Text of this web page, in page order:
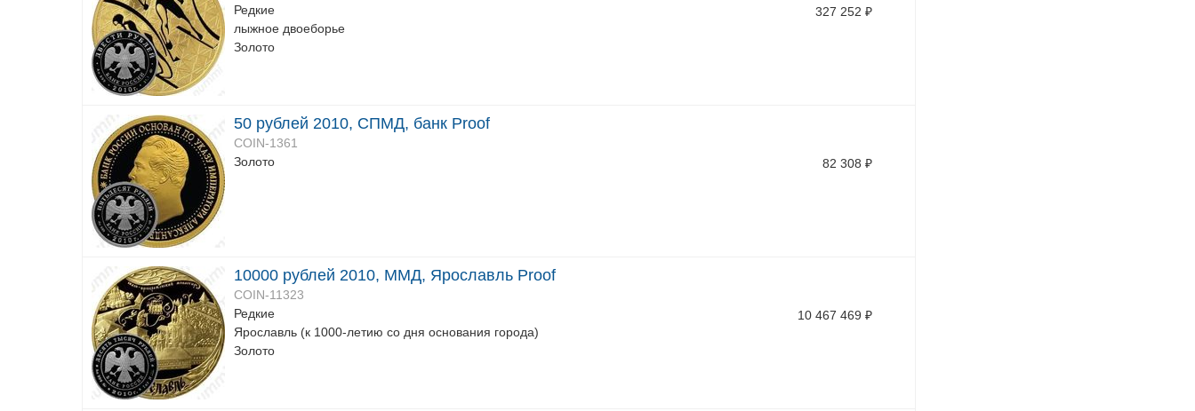
Редкие
лыжное двоеборье
Золото
327 252 ₽
50 рублей 2010, СПМД, банк Proof
COIN-1361
Золото
82 308 ₽
10000 рублей 2010, ММД, Ярославль Proof
COIN-11323
Редкие
Ярославль (к 1000-летию со дня основания города)
Золото
10 467 469 ₽